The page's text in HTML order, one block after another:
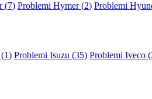
(7) Problemi Hymer (2) Problemi
1) Problemi Isuzu (35) Problemi Iveco (